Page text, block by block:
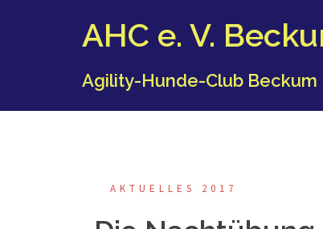
AHC e. V.
Agility-Hunde-Club Beckum
AKTUELLES 2017